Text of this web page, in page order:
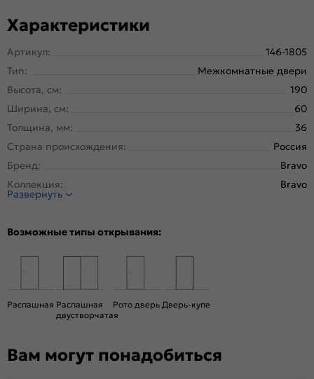
Характеристики
Артикул:
146-1805
Тип:
Межкомнатные двери
Высота, см:
190
Ширина, см:
60
Толщина, мм:
36
Страна происхождения:
Россия
Бренд:
Bravo
Коллекция:
Bravo
Стиль:
Конструкция двери:
Общий цвет:
Поверхность:
Гладкая, приятная на ощупь
Развернуть
Возможные типы открывания:
Распашная Распашная
двустворчатая
Рото дверь Дверь-купе
Вам могут понадобиться